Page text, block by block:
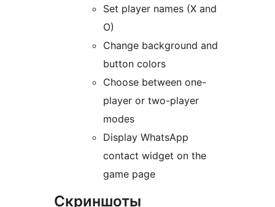
Set player names (X and
O)
Change background and
button colors
Choose between one-
player or two-player
modes
Display WhatsApp
contact widget on the
game page
Скриншоты